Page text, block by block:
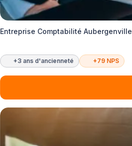
Entreprise Comptabilité Aubergenville
+3 ans d'ancienneté +79 NPS